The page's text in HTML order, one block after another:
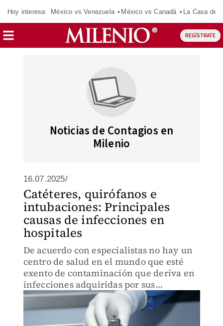
Hoy interesa: México vs Venezuela México vs Canadá La Casa de
REGÍSTRATE
Noticias de Contagios en
Milenio
16.07.2025/
Catéteres, quirófanos e
intubaciones: Principales
causas de infecciones en
hospitales
De acuerdo con especialistas no hay un
centro de salud en el mundo que esté
exento de contaminación que deriva en
infecciones adquiridas por sus
pacientes.